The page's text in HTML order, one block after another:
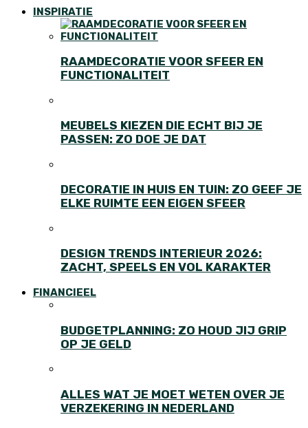
INSPIRATIE
RAAMDECORATIE VOOR SFEER EN
FUNCTIONALITEIT
MEUBELS KIEZEN DIE ECHT BIJ JE
PASSEN: ZO DOE JE DAT
DECORATIE IN HUIS EN TUIN: ZO GEEF JE
ELKE RUIMTE EEN EIGEN SFEER
DESIGN TRENDS INTERIEUR 2026:
ZACHT, SPEELS EN VOL KARAKTER
FINANCIEEL
BUDGETPLANNING: ZO HOUD JIJ GRIP
OP JE GELD
ALLES WAT JE MOET WETEN OVER JE
VERZEKERING IN NEDERLAND